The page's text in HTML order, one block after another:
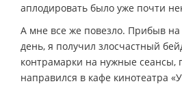
аплодировать было уже почти
А мне все же повезло. Прибыв на
день, я получил злосчастный
контрамарки на нужные сеансы,
направился в кафе кинотеатра